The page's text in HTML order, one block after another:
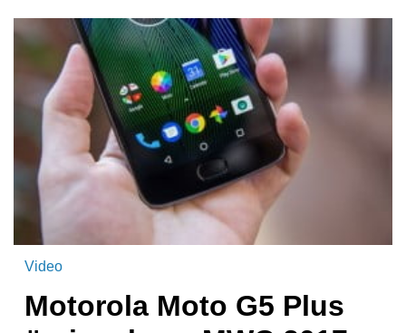
Video
Motorola Moto G5 Plus